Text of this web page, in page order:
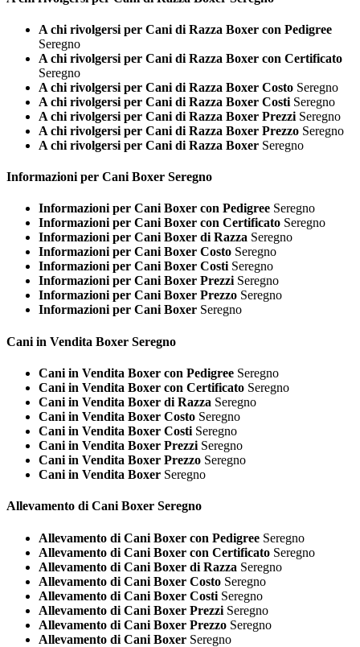
A chi rivolgersi per Cani di Razza Boxer con Pedigree
Seregno
A chi rivolgersi per Cani di Razza Boxer con Certificato
Seregno
A chi rivolgersi per Cani di Razza Boxer Costo Seregno
A chi rivolgersi per Cani di Razza Boxer Costi Seregno
A chi rivolgersi per Cani di Razza Boxer Prezzi Seregno
A chi rivolgersi per Cani di Razza Boxer Prezzo Seregno
A chi rivolgersi per Cani di Razza Boxer Seregno
Informazioni per Cani Boxer Seregno
Informazioni per Cani Boxer con Pedigree Seregno
Informazioni per Cani Boxer con Certificato Seregno
Informazioni per Cani Boxer di Razza Seregno
Informazioni per Cani Boxer Costo Seregno
Informazioni per Cani Boxer CostiSeregno
Informazioni per Cani Boxer PrezziSeregno
Informazioni per Cani Boxer Prezzo Seregno
Informazioni per Cani Boxer Seregno
Cani in Vendita Boxer Seregno
Cani in Vendita Boxer con Pedigree Seregno
Cani in Vendita Boxer con Certificato Seregno
Cani in Vendita Boxer di Razza Seregno
Cani in Vendita Boxer Costo Seregno
Cani in Vendita Boxer Costi Seregno
Cani in Vendita Boxer Prezzi Seregno
Cani in Vendita Boxer Prezzo Seregno
Cani in Vendita Boxer Seregno
Allevamento di Cani Boxer Seregno
Allevamento di Cani Boxer con Pedigree Seregno
Allevamento di Cani Boxer con Certificato Seregno
Allevamento di Cani Boxer di Razza Seregno
Allevamento di Cani Boxer Costo Seregno
Allevamento di Cani Boxer Costi Seregno
Allevamento di Cani Boxer Prezzi Seregno
Allevamento di Cani Boxer Prezzo Seregno
Allevamento di Cani Boxer Seregno